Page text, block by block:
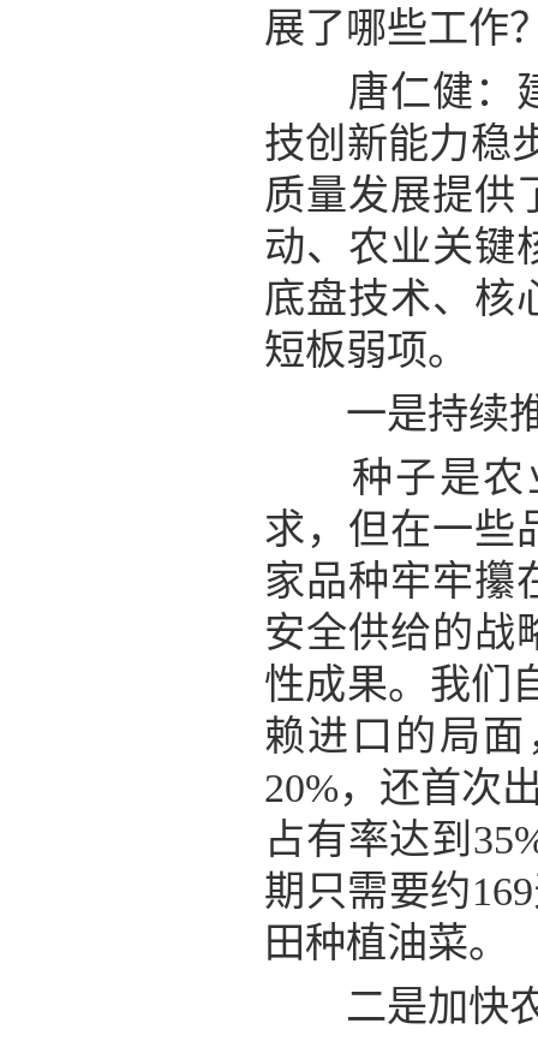
展了哪些工作
唐仁健：建
技创新能力稳
质量发展提供
动、农业关键
底盘技术、核
短板弱项。
一是持续推
种子是农业
求，但在一些
家品种牢牢攥
安全供给的战
性成果。我们
赖进口的局
20%，还首次
占有率达到
期只需要约
田种植油菜。
二是加快农